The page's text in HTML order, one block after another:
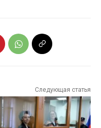
Следующая статья